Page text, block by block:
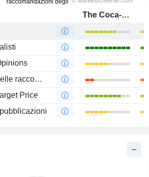
The Coca-Cola Company
degli analisti
Price